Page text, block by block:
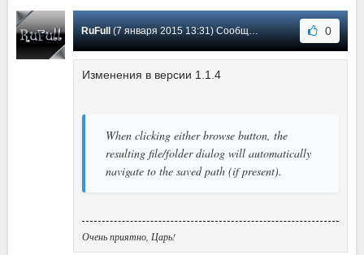
RuFull (7 января 2015 13:31) Сообщение #11 0
Изменения в версии 1.1.4
When clicking either browse button, the
resulting file/folder dialog will automatically
navigate to the saved path (if present).
Очень приятно, Царь!